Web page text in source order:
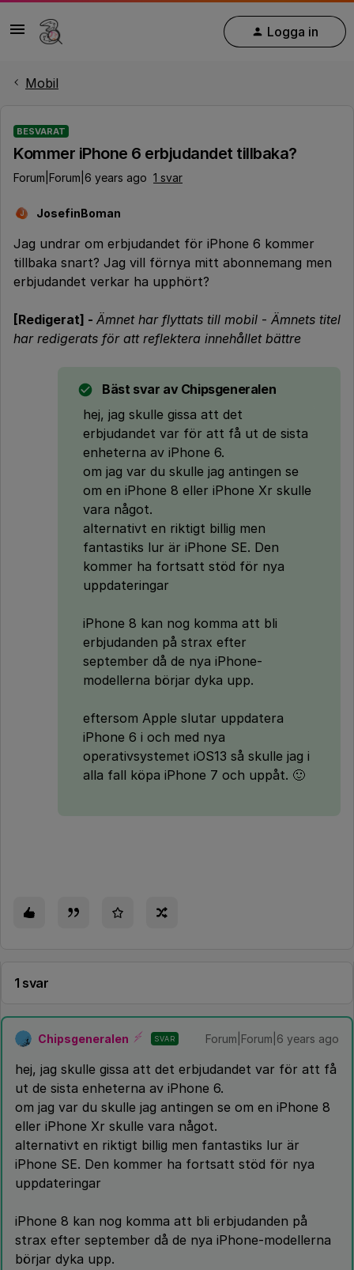
Logga in
Mobil
BESVARAT
Kommer iPhone 6 erbjudandet tillbaka?
Forum|Forum|6 years ago 1 svar
J JosefinBoman
Jag undrar om erbjudandet för iPhone 6 kommer
tillbaka snart? Jag vill förnya mitt abonnemang men
erbjudandet verkar ha upphört?
[Redigerat] - Ämnet har flyttats till mobil - Ämnets titel
har redigerats för att reflektera innehållet bättre
Bäst svar av Chipsgeneralen
hej, jag skulle gissa att det
erbjudandet var för att få ut de sista
enheterna av iPhone 6.
om jag var du skulle jag antingen se
om en iPhone 8 eller iPhone Xr skulle
vara något.
alternativt en riktigt billig men
fantastiks lur är iPhone SE. Den
kommer ha fortsatt stöd för nya
uppdateringar
iPhone 8 kan nog komma att bli
erbjudanden på strax efter
september då de nya iPhone-
modellerna börjar dyka upp.
eftersom Apple slutar uppdatera
iPhone 6 i och med nya
operativsystemet iOS13 så skulle jag i
alla fall köpa iPhone 7 och uppåt. 🙂
1 svar
Chipsgeneralen SVAR Forum|Forum|6 years ago
hej, jag skulle gissa att det erbjudandet var för att få
ut de sista enheterna av iPhone 6.
om jag var du skulle jag antingen se om en iPhone 8
eller iPhone Xr skulle vara något.
alternativt en riktigt billig men fantastiks lur är
iPhone SE. Den kommer ha fortsatt stöd för nya
uppdateringar
iPhone 8 kan nog komma att bli erbjudanden på
strax efter september då de nya iPhone-modellerna
börjar dyka upp.